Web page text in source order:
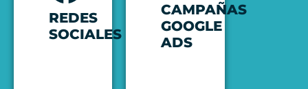
REDES
SOCIALES
CAMPAÑAS
GOOGLE
ADS